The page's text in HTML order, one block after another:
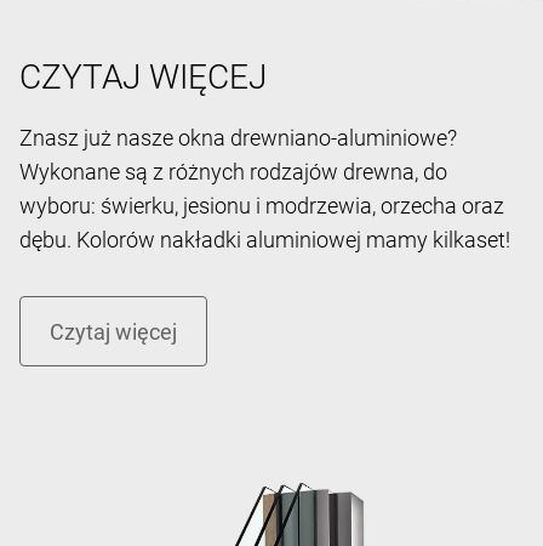
CZYTAJ WIĘCEJ
Znasz już nasze okna drewniano-aluminiowe?
Wykonane są z różnych rodzajów drewna, do
wyboru: świerku, jesionu i modrzewia, orzecha oraz
dębu. Kolorów nakładki aluminiowej mamy kilkaset!